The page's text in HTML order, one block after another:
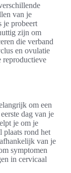
van je
je probeert
zijn om
die verband
en ovulatie
reproductieve
om een
dag van je
je om je
plaats rond het
van je
symptomen
in cervicaal